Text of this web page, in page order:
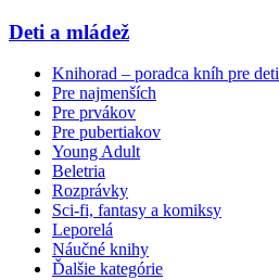
Deti a mládež
Knihorad – poradca kníh pre deti
Pre najmenších
Pre prvákov
Pre pubertiakov
Young Adult
Beletria
Rozprávky
Sci-fi, fantasy a komiksy
Leporelá
Náučné knihy
Ďalšie kategórie